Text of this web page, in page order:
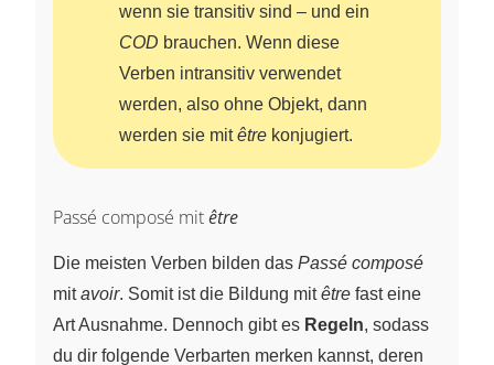
wenn sie transitiv sind – und ein
COD brauchen. Wenn diese
Verben intransitiv verwendet
werden, also ohne Objekt, dann
werden sie mitêtre konjugiert.
Passé composé mitêtre
Die meisten Verben bilden das Passé composé
mitavoir. Somit ist die Bildung mitêtre fast eine
Art Ausnahme. Dennoch gibt es Regeln, sodass
du dir folgende Verbarten merken kannst, deren